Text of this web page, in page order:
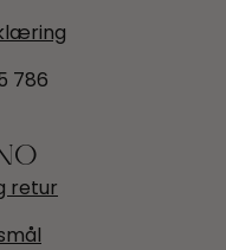
786
retur